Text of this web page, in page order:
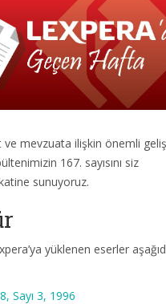
mevzuata ilişkin önemli
167. sayısını siz
sunuyoruz.
yüklenen eserler
Sayı 3, 1996